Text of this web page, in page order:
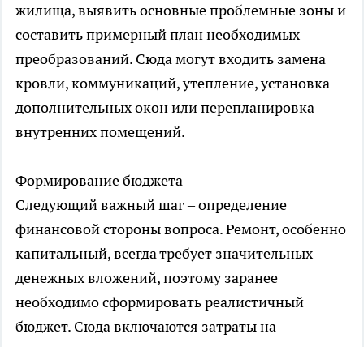
жилища, выявить основные проблемные зоны и
составить примерный план необходимых
преобразований. Сюда могут входить замена
кровли, коммуникаций, утепление, установка
дополнительных окон или перепланировка
внутренних помещений.
Формирование бюджета
Следующий важный шаг – определение
финансовой стороны вопроса. Ремонт, особенно
капитальный, всегда требует значительных
денежных вложений, поэтому заранее
необходимо сформировать реалистичный
бюджет. Сюда включаются затраты на